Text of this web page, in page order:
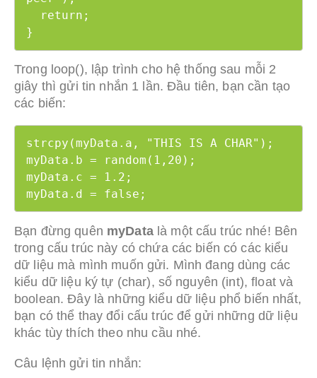
}
Trong loop(), lập trình cho hệ thống sau mỗi 2
giây thì gửi tin nhắn 1 lần. Đầu tiên, bạn cần tạo
các biến:
strcpy(myData.a, "THIS IS A CHAR");
myData.b = random(1,20);
myData.c = 1.2;
myData.d = false;
Bạn đừng quên myData là một cấu trúc nhé! Bên
trong cấu trúc này có chứa các biến có các kiểu
dữ liệu mà mình muốn gửi. Mình đang dùng các
kiểu dữ liệu ký tự (char), số nguyên (int), float và
boolean. Đây là những kiểu dữ liệu phổ biến nhất,
bạn có thể thay đổi cấu trúc để gửi những dữ liệu
khác tùy thích theo nhu cầu nhé.
Câu lệnh gửi tin nhắn: